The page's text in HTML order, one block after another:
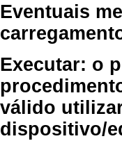
Eventuais
Executar: o
válido
dispositivo/